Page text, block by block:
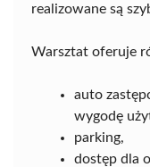
realizowane są
Warsztat oferuje
auto
wygodę
parking,
dostęp dla